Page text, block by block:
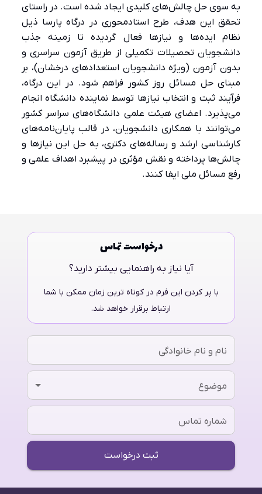
به سوی حل چالش‌های کلیدی ایجاد شده است. در راستای
تحقق این هدف، طرح استادمحوری در درگاه پارسا ذیل
نظام ایده‌ها و نیازها فعال گردیده تا زمینه جذب
دانشجویان تحصیلات تکمیلی از طریق آزمون سراسری و
بدون آزمون (ویژه دانشجویان استعدادهای درخشان)، بر
مبنای حل مسائل روز کشور فراهم شود. در این درگاه،
فرآیند ثبت و انتخاب نیازها توسط نماینده دانشگاه انجام
می‌پذیرد. اعضای هیئت علمی دانشگاه‌های سراسر کشور
می‌توانند با همکاری دانشجویان، در قالب پایان‌نامه‌های
کارشناسی ارشد و رساله‌های دکتری، به حل این نیازها و
چالش‌ها پرداخته و نقش مؤثری در پیشبرد اهداف علمی و
رفع مسائل ملی ایفا کنند.
درخواست تماس
آیا نیاز به راهنمایی بیشتر دارید؟
با پر کردن این فرم در کوتاه ترین زمان ممکن با شما
ارتباط برقرار خواهد شد.
نام و نام خانوادگی
موضوع
شماره تماس
ثبت درخواست